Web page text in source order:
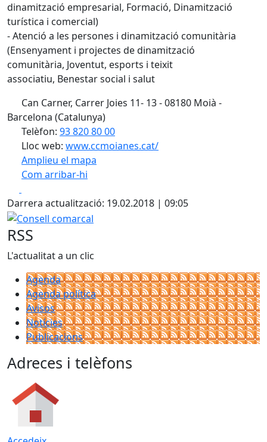
dinamització empresarial, Formació, Dinamització
turística i comercial)
- Atenció a les persones i dinamització comunitària
(Ensenyament i projectes de dinamització
comunitària, Joventut, esports i teixit
associatiu, Benestar social i salut
Can Carner, Carrer Joies 11- 13 - 08180 Moià -
Barcelona (Catalunya)
Telèfon: 93 820 80 00
Lloc web: www.ccmoianes.cat/
Amplieu el mapa
Com arribar-hi
+
−
Darrera actualització: 19.02.2018 | 09:05
Consell comarcal
RSS
L'actualitat a un clic
Agenda
Agenda política
Avisos
Notícies
Publicacions
Adreces i telèfons